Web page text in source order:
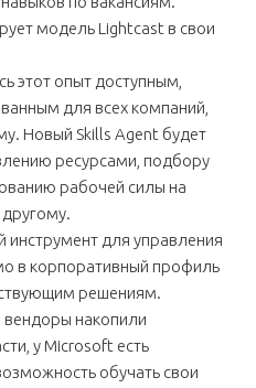
модель Lightcast в свои
этот опыт доступным,
для всех компаний,
Новый Skills Agent будет
ресурсами, подбору
рабочей силы на
инструмент для управления
в корпоративный профиль
решениям.
вендоры накопили
у Microsoft есть
обучать свои